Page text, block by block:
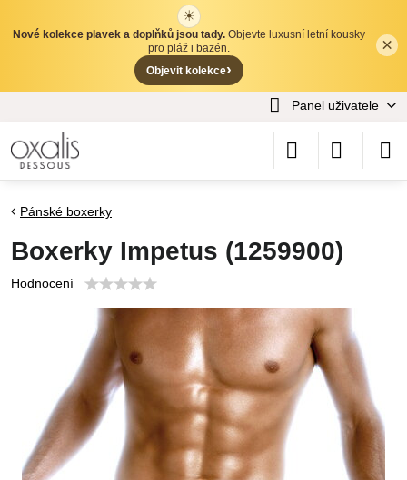
✕
×
☀
Nové kolekce plavek a doplňků jsou tady. Objevte luxusní letní kousky
pro pláž i bazén.
Objevit kolekce›
Panel uživatele
Pánské boxerky
Boxerky Impetus (1259900)
Hodnocení